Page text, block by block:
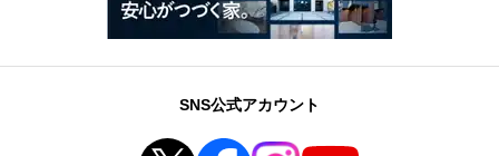
SNS公式アカウント